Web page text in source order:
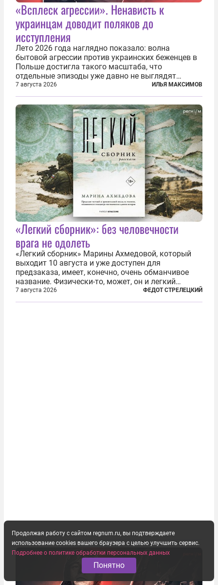
«Всплеск агрессии». Ненависть к
украинцам доводит поляков до
исступления
Лето 2026 года наглядно показало: волна
бытовой агрессии против украинских беженцев в
Польше достигла такого масштаба, что
отдельные эпизоды уже давно не выглядят
случайными. Поляки, судя по происходящему,
буквально теряют рассудок от ненависти к
украинским беженцам, и каждый новый случай
по-своему...
7 августа 2026 ИЛЬЯ МАКСИМОВ
«Легкий сборник»: без человечности
врага не одолеть
«Легкий сборник» Марины Ахмедовой, который
выходит 10 августа и уже доступен для
предзаказа, имеет, конечно, очень обманчивое
название. Физически-то, может, он и легкий
относительно. Но метафизически —
безотносительно тяжелый. Десять рассказов,
7 августа 2026 ФЕДОТ СТРЕЛЕЦКИЙ
Продолжая работу с сайтом regnum.ru, вы подтверждаете
использование cookies вашего браузера с целью улучшить сервис.
Подробнее о политике обработки персональных данных
Понятно